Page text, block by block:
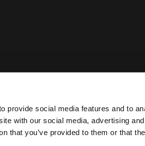
provide social media features and to
with our social media, advertising
that you’ve provided to them or that
Aviso de privacidad